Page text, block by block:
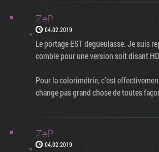
ZeP
04.02.2019
Le portage EST degueulasse. Je suis
comble pour une version soit disant
Pour la colorimétrie, c'est
change pas grand chose de toutes
ZeP
04.02.2019